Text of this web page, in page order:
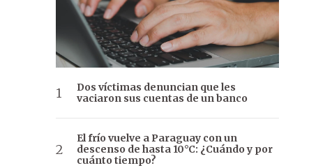
Dos víctimas denuncian que les
vaciaron sus cuentas de un banco
El frío vuelve a Paraguay con un
descenso de hasta 10°C: ¿Cuándo y por
cuánto tiempo?